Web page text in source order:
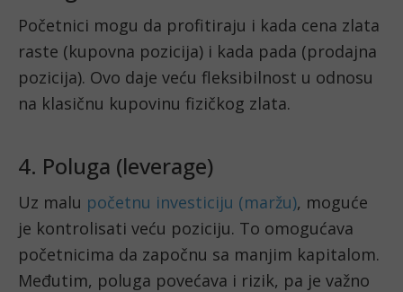
Početnici mogu da profitiraju i kada cena zlata
raste (kupovna pozicija) i kada pada (prodajna
pozicija). Ovo daje veću fleksibilnost u odnosu
na klasičnu kupovinu fizičkog zlata.
4. Poluga (leverage)
Uz malu početnu investiciju (maržu), moguće
je kontrolisati veću poziciju. To omogućava
početnicima da započnu sa manjim kapitalom.
Međutim, poluga povećava i rizik, pa je važno